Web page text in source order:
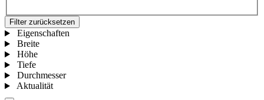
Filter zurücksetzen
Eigenschaften
Breite
Höhe
Tiefe
Durchmesser
Aktualität